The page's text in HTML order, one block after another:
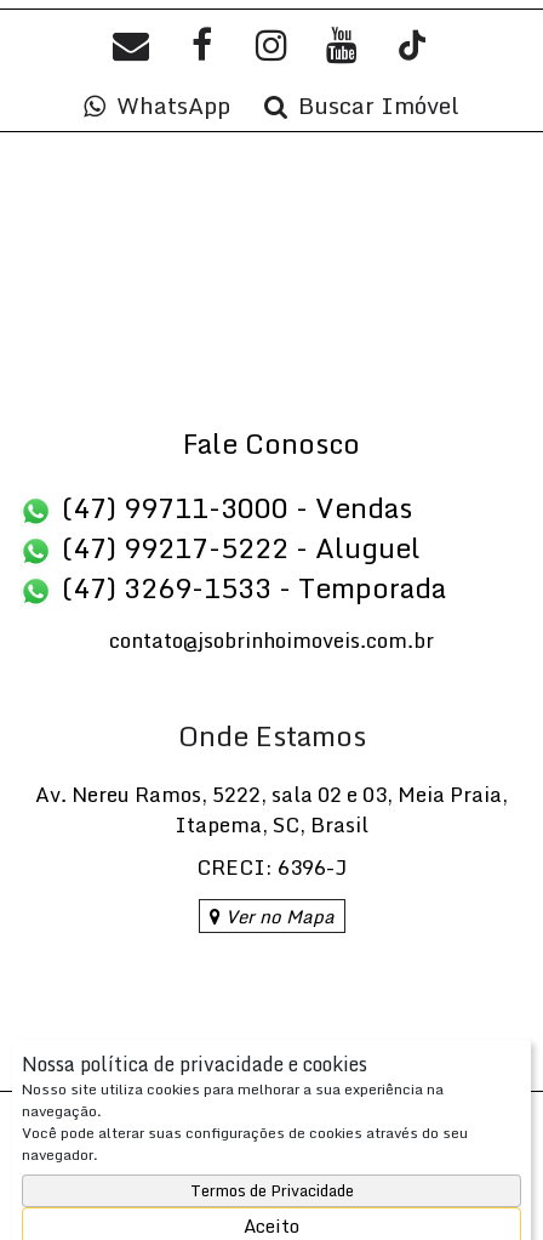
Nossa política de privacidade e cookies
Nosso site utiliza cookies para melhorar a sua experiência na
navegação.
Você pode alterar suas configurações de cookies através do seu
navegador.
Termos de Privacidade
Aceito
Vaga(s), 300mDistância do Mar, Útil:150.51~ 185.12m²
WhatsApp Buscar Imóvel
Fale Conosco
(47) 99711-3000 - Vendas
(47) 99217-5222 - Aluguel
(47) 3269-1533 - Temporada
contato@jsobrinhoimoveis.com.br
Onde Estamos
Av. Nereu Ramos, 5222, sala 02 e 03, Meia Praia,
Itapema, SC, Brasil
CRECI: 6396-J
Ver no Mapa
Apresenta.me ~ Plataforma Imobiliária